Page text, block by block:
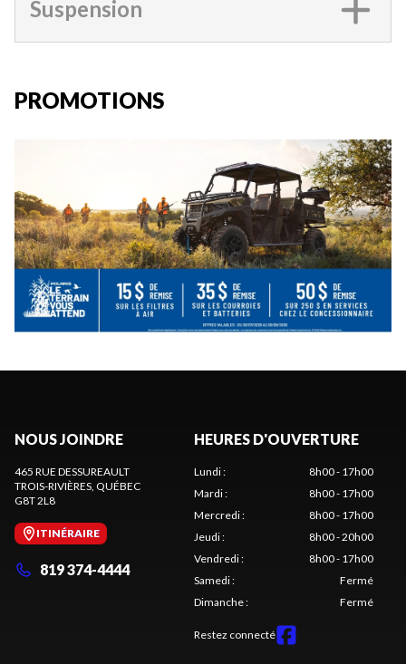
Suspension
PROMOTIONS
NOUS JOINDRE
465 RUE DESSUREAULT
TROIS-RIVIÈRES, QUÉBEC
G8T 2L8
ITINÉRAIRE
819 374-4444
HEURES D'OUVERTURE
Lundi:
8h00 - 17h00
Mardi:
8h00 - 17h00
Mercredi:
8h00 - 17h00
Jeudi:
8h00 - 20h00
Vendredi:
8h00 - 17h00
Samedi:
Fermé
Dimanche: Fermé
Restez connecté